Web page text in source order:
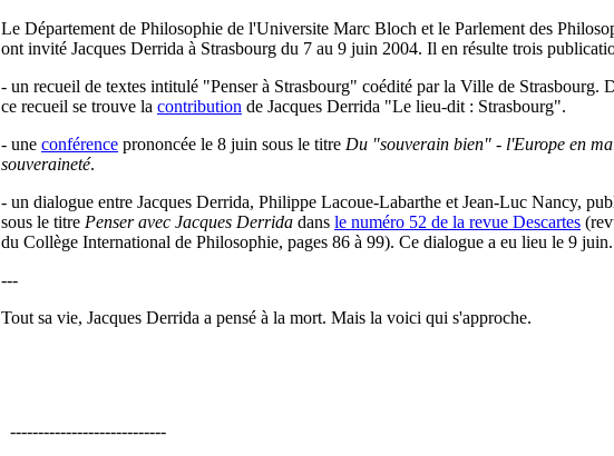
Le Département de Philosophie de l'Universite Marc Bloch et le Parlement des
ont invité Jacques Derrida à Strasbourg du 7 au 9 juin 2004. Il en résulte trois
- un recueil de textes intitulé "Penser à Strasbourg" coédité par la Ville de Strasbourg.
ce recueil se trouve la contribution de Jacques Derrida "Le lieu-dit : Strasbourg".
- une conférence prononcée le 8 juin sous le titre Du "souverain bien" - l'Europe en
souveraineté.
- un dialogue entre Jacques Derrida, Philippe Lacoue-Labarthe et Jean-Luc Nancy,
sous le titre Penser avec Jacques Derrida dans le numéro 52 de la revue Descartes
du Collège International de Philosophie, pages 86 à 99). Ce dialogue a eu lieu le 9 juin.
---
Tout sa vie, Jacques Derrida a pensé à la mort. Mais la voici qui s'approche.
----------------------------